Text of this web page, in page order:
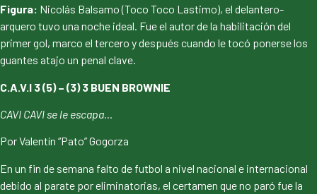
Figura: Nicolás Balsamo (Toco Toco Lastimo), el delantero-
arquero tuvo una noche ideal. Fue el autor de la habilitación del
primer gol, marco el tercero y después cuando le tocó ponerse los
guantes atajo un penal clave.
C.A.V.I 3 (5) – (3) 3 BUEN BROWNIE
CAVI CAVI se le escapa…
Por Valentín “Pato” Gogorza
En un fin de semana falto de futbol a nivel nacional e internacional
debido al parate por eliminatorias, el certamen que no paró fue la